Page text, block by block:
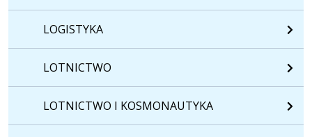
LOGISTYKA
LOTNICTWO
LOTNICTWO I KOSMONAUTYKA